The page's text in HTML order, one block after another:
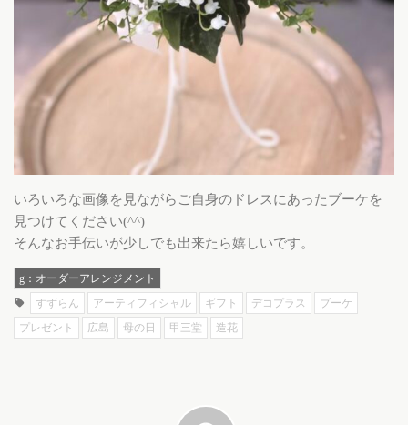
いろいろな画像を見ながらご自身のドレスにあったブーケを
見つけてください(^^)
そんなお手伝いが少しでも出来たら嬉しいです。
g：オーダーアレンジメント
すずらん
アーティフィシャル ギフト デコプラス
ブーケ
プレゼント
広島 母の日 甲三堂 造花